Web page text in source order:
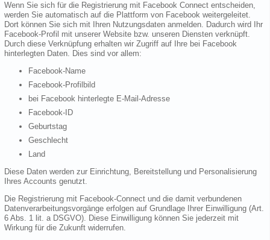
Wenn Sie sich für die Registrierung mit Facebook Connect entscheiden,
werden Sie automatisch auf die Plattform von Facebook weitergeleitet.
Dort können Sie sich mit Ihren Nutzungsdaten anmelden. Dadurch wird Ihr
Facebook-Profil mit unserer Website bzw. unseren Diensten verknüpft.
Durch diese Verknüpfung erhalten wir Zugriff auf Ihre bei Facebook
hinterlegten Daten. Dies sind vor allem:
Facebook-Name
Facebook-Profilbild
bei Facebook hinterlegte E-Mail-Adresse
Facebook-ID
Geburtstag
Geschlecht
Land
Diese Daten werden zur Einrichtung, Bereitstellung und Personalisierung
Ihres Accounts genutzt.
Die Registrierung mit Facebook-Connect und die damit verbundenen
Datenverarbeitungsvorgänge erfolgen auf Grundlage Ihrer Einwilligung (Art.
6 Abs. 1 lit. a DSGVO). Diese Einwilligung können Sie jederzeit mit
Wirkung für die Zukunft widerrufen.